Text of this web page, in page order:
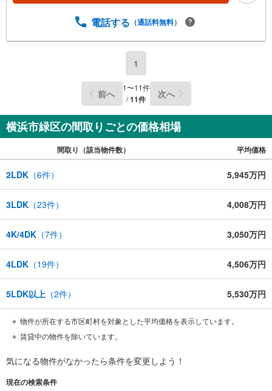
電話する （通話料無料）
1
前へ 1〜11件
/11件 次へ
横浜市緑区の間取りごとの価格相場
間取り（該当物件数） 平均価格
2LDK （6件） 5,945万円
3LDK （23件） 4,008万円
4K/4DK （7件） 3,050万円
4LDK （19件） 4,506万円
5LDK以上 （2件） 5,530万円
物件が所在する市区町村を対象とした平均価格を表示しています。
賃貸中の物件を除いています。
気になる物件がなかったら条件を変更しよう！
現在の検索条件